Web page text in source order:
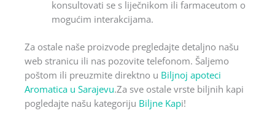
konsultovati se s liječnikom ili farmaceutom o
mogućim interakcijama.
Za ostale naše proizvode pregledajte detaljno našu
web stranicu ili nas pozovite telefonom. Šaljemo
poštom ili preuzmite direktno u Biljnoj apoteci
Aromatica u Sarajevu.Za sve ostale vrste biljnih kapi
pogledajte našu kategoriju Biljne Kapi!